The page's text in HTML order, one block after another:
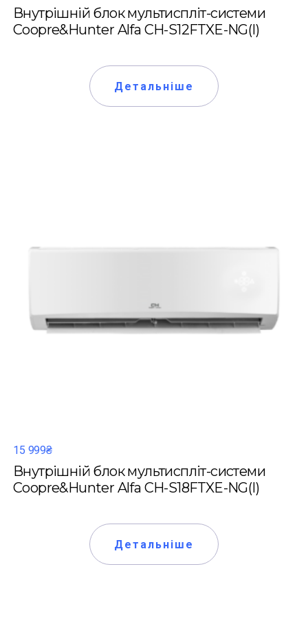
Внутрішній блок мультиспліт-системи
Coopre&Hunter Alfa CH-S12FTXE-NG(I)
Детальніше
15 999₴
Внутрішній блок мультиспліт-системи
Coopre&Hunter Alfa CH-S18FTXE-NG(I)
Детальніше